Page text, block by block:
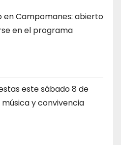
en Campomanes: abierto
en el programa
este sábado 8 de
y convivencia